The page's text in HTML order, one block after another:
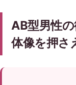
AB型男性
体像を押さ